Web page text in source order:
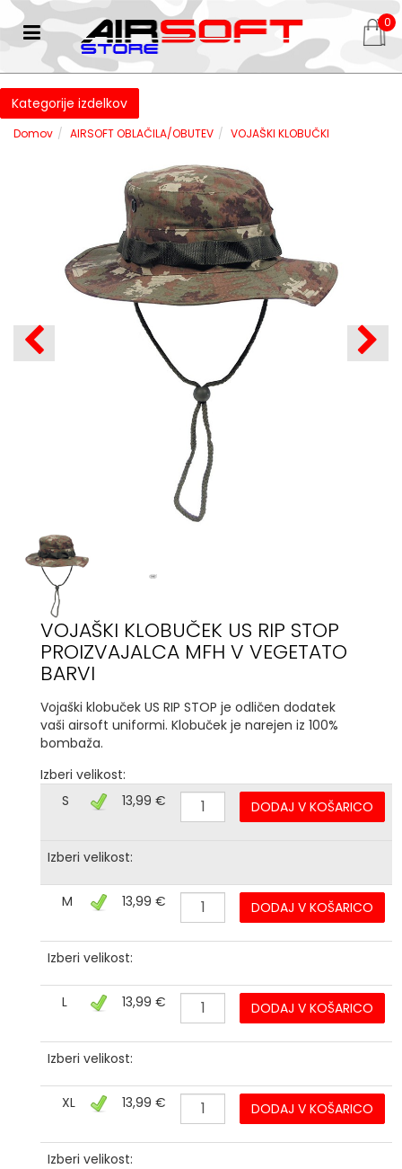
0
Kategorije izdelkov
Domov AIRSOFT OBLAČILA/OBUTEV VOJAŠKI KLOBUČKI
VOJAŠKI KLOBUČEK US RIP STOP
PROIZVAJALCA MFH V VEGETATO
BARVI
Vojaški klobuček US RIP STOP je odličen dodatek
vaši airsoft uniformi. Klobuček je narejen iz 100%
bombaža.
Izberi velikost:
S
13,99 € DODAJ V KOŠARICO
Izberi velikost:
M 13,99 € DODAJ V KOŠARICO
Izberi velikost:
L 13,99 € DODAJ V KOŠARICO
Izberi velikost:
XL 13,99 € DODAJ V KOŠARICO
Izberi velikost: